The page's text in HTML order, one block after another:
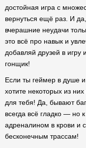
достойная игра с
вернуться ещё раз. И
вчерашние неудачи
это всё про навык и
добавляй друзей в игру
гонщик!
Если ты геймер в душе
хотите некоторых из
для тебя! Да, бывают
всегда всё гладко — но
адреналином в крови и
бесконечным трассам!